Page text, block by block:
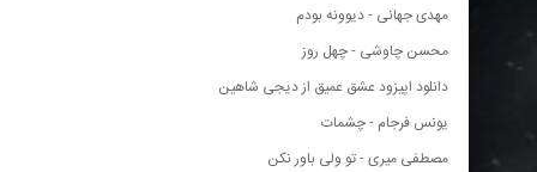
مهدی جهانی - دیوونه بودم
محسن چاوشی - چهل روز
دانلود اپیزود عشق عمیق از دیجی شاهین
یونس فرجام - چشمات
مصطفی میری - تو ولی باور نکن